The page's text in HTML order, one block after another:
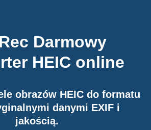
Darmowy
HEIC online
obrazów HEIC do formatu
danymi EXIF i
jakością.